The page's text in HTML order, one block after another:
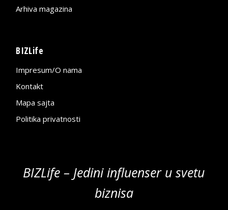
Arhiva magazina
BIZLife
Impresum/O nama
Kontakt
Mapa sajta
Politika privatnosti
BIZLife – Jedini influenser u svetu
biznisa